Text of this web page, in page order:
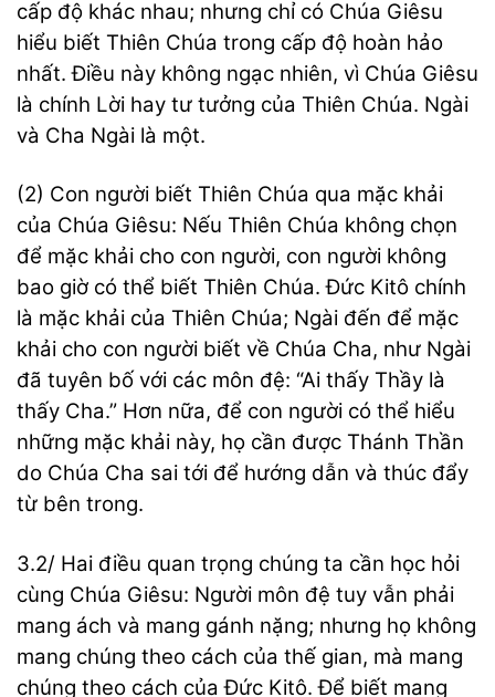
cấp độ khác nhau; nhưng chỉ có Chúa Giêsu
hiểu biết Thiên Chúa trong cấp độ hoàn hảo
nhất. Điều này không ngạc nhiên, vì Chúa Giêsu
là chính Lời hay tư tưởng của Thiên Chúa. Ngài
và Cha Ngài là một.
(2) Con người biết Thiên Chúa qua mặc khải
của Chúa Giêsu: Nếu Thiên Chúa không chọn
để mặc khải cho con người, con người không
bao giờ có thể biết Thiên Chúa. Đức Kitô chính
là mặc khải của Thiên Chúa; Ngài đến để mặc
khải cho con người biết về Chúa Cha, như Ngài
đã tuyên bố với các môn đệ: “Ai thấy Thầy là
thấy Cha.” Hơn nữa, để con người có thể hiểu
những mặc khải này, họ cần được Thánh Thần
do Chúa Cha sai tới để hướng dẫn và thúc đẩy
từ bên trong.
3.2/ Hai điều quan trọng chúng ta cần học hỏi
cùng Chúa Giêsu: Người môn đệ tuy vẫn phải
mang ách và mang gánh nặng; nhưng họ không
mang chúng theo cách của thế gian, mà mang
chúng theo cách của Đức Kitô. Để biết mang